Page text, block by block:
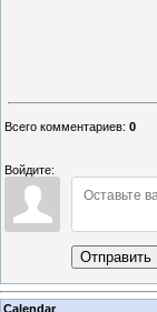
Всего комментариев: 0
Войдите:
Отправить
Calendar